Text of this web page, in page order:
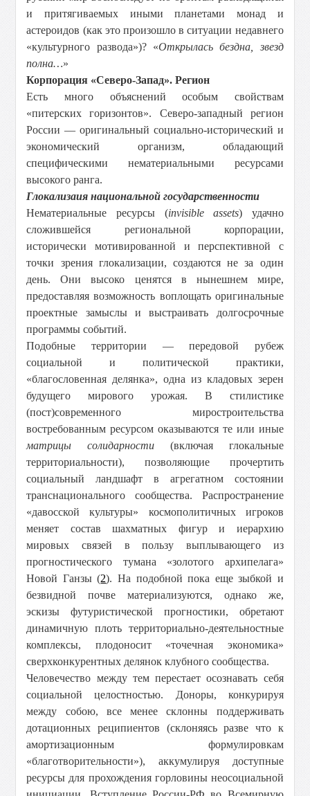
и притягиваемых иными планетами монад и
астероидов (как это произошло в ситуации недавнего
«культурного развода»)? «Открылась бездна, звезд
полна…»
Корпорация «Северо-Запад». Регион
Есть много объяснений особым свойствам
«питерских горизонтов». Северо-западный регион
России — оригинальный социально-исторический и
экономический организм, обладающий
специфическими нематериальными ресурсами
высокого ранга.
Глокализаия национальной государственности
Нематериальные ресурсы (invisible assets) удачно
сложившейся региональной корпорации,
исторически мотивированной и перспективной с
точки зрения глокализации, создаются не за один
день. Они высоко ценятся в нынешнем мире,
предоставляя возможность воплощать оригинальные
проектные замыслы и выстраивать долгосрочные
программы событий.
Подобные территории — передовой рубеж
социальной и политической практики,
«благословенная делянка», одна из кладовых зерен
будущего мирового урожая. В стилистике
(пост)современного миростроительства
востребованным ресурсом оказываются те или иные
матрицы солидарности (включая глокальные
территориальности), позволяющие прочертить
социальный ландшафт в агрегатном состоянии
транснационального сообщества. Распространение
«давосской культуры» космополитичных игроков
меняет состав шахматных фигур и иерархию
мировых связей в пользу выплывающего из
прогностического тумана «золотого архипелага»
Новой Ганзы (2). На подобной пока еще зыбкой и
безвидной почве материализуются, однако же,
эскизы футуристической прогностики, обретают
динамичную плоть территориально-деятельностные
комплексы, плодоносит «точечная экономика»
сверхконкурентных делянок клубного сообщества.
Человечество между тем перестает осознавать себя
социальной целостностью. Доноры, конкурируя
между собою, все менее склонны поддерживать
дотационных реципиентов (склоняясь разве что к
амортизационным формулировкам
«благотворительности»), аккумулируя доступные
ресурсы для прохождения горловины неосоциальной